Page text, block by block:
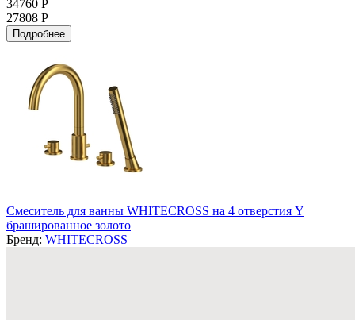
34760 Р
27808 Р
Подробнее
Смеситель для ванны WHITECROSS на 4 отверстия Y
брашированное золото
Бренд: WHITECROSS